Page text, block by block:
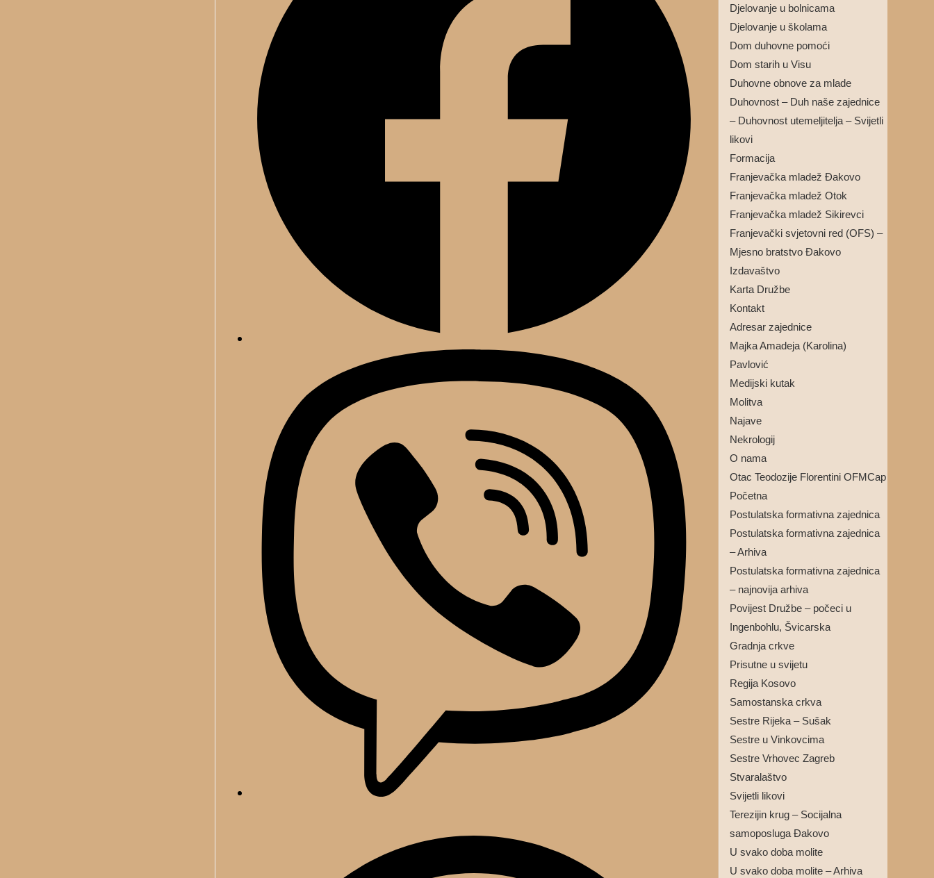
Djelovanje u bolnicama
Djelovanje u školama
Dom duhovne pomoći
Dom starih u Visu
Duhovne obnove za mlade
Duhovnost – Duh naše zajednice
– Duhovnost utemeljitelja – Svijetli
likovi
Formacija
Franjevačka mladež Đakovo
Franjevačka mladež Otok
Franjevačka mladež Sikirevci
Franjevački svjetovni red (OFS) –
Mjesno bratstvo Đakovo
Izdavaštvo
Karta Družbe
Kontakt
Adresar zajednice
Majka Amadeja (Karolina)
Pavlović
Medijski kutak
Molitva
Najave
Nekrologij
O nama
Otac Teodozije Florentini OFMCap
Početna
Postulatska formativna zajednica
Postulatska formativna zajednica
– Arhiva
Postulatska formativna zajednica
– najnovija arhiva
Povijest Družbe – počeci u
Ingenbohlu, Švicarska
Gradnja crkve
Prisutne u svijetu
Regija Kosovo
Samostanska crkva
Sestre Rijeka – Sušak
Sestre u Vinkovcima
Sestre Vrhovec Zagreb
Stvaralaštvo
Svijetli likovi
Terezijin krug – Socijalna
samoposluga Đakovo
U svako doba molite
U svako doba molite – Arhiva